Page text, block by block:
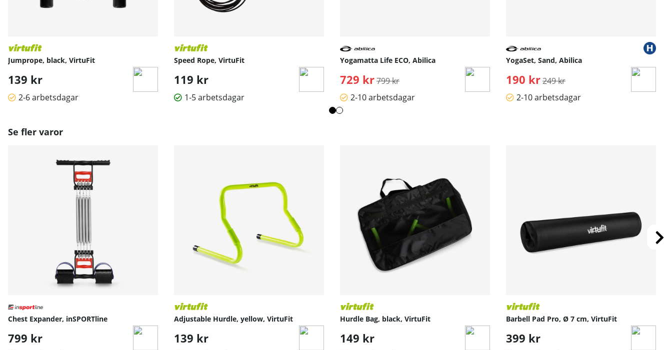
Jumprope, black, VirtuFit
139 kr
2-6 arbetsdagar
Speed Rope, VirtuFit
119 kr
1-5 arbetsdagar
Yogamatta Life ECO, Abilica
729 krOrdinarie pris:
799 kr
2-10 arbetsdagar
YogaSet, Sand, Abilica
190 kr Ordinarie pris:
249 kr
2-10 arbetsdagar
Se fler varor
Chest Expander, inSPORTline
799 kr
Adjustable Hurdle, yellow, VirtuFit
139 kr
Hurdle Bag, black, VirtuFit
149 kr
Barbell Pad Pro, Ø 7 cm, VirtuFit
399 kr